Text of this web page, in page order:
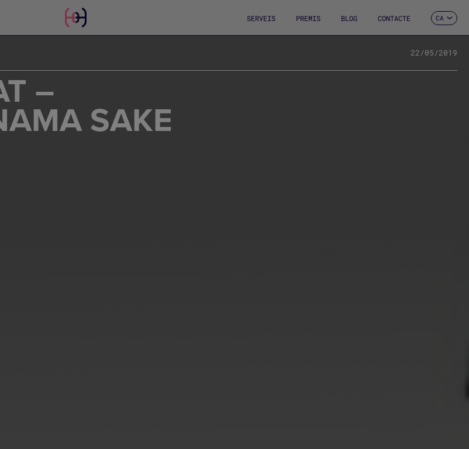
SERVEIS PREMIS BLOG CONTACTE CA
FR
IT
22/05/2019
–
SAKE